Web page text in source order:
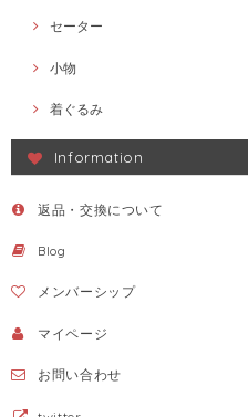
セーター
小物
着ぐるみ
Information
返品・交換について
Blog
メンバーシップ
マイページ
お問い合わせ